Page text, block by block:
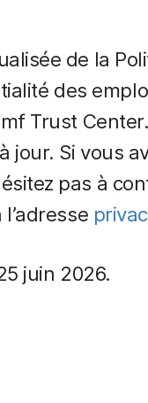
de la
des
Trust
jour. Si vous
pas à
juin 2026.